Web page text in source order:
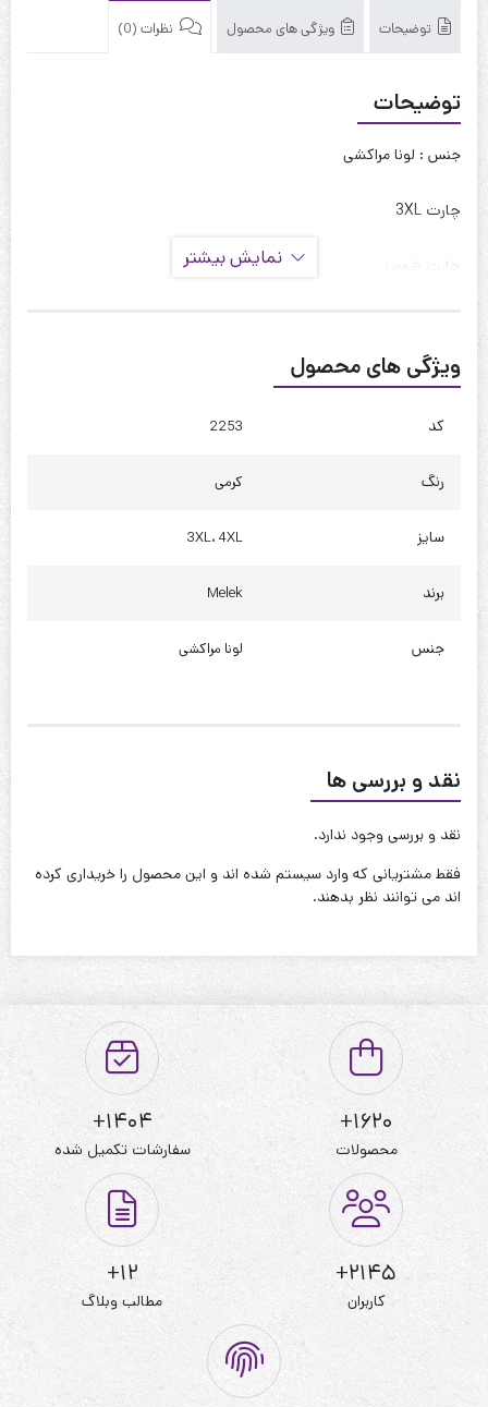
توضیحات ویژگی های محصول نظرات (0)
توضیحات
جنس : لونا مراکشی
چارت 3XL
چارت شومیز
حلقه آستین : 55 سانت
دور بازو : 42 سانت
دور باسن : 120 تا 130
چارت شورتک
دور کمر : 105 تا 120
دور باسن : 110 تا 120
چارت 4XL
حلقه آستین : 60 سانت
دور باسن : 130 تا 140
چارت شورتک
نمایش بیشتر
ویژگی های محصول
کد 2253
رنگ کرمی
سایز 3XL، 4XL
برند Melek
جنس لونا مراکشی
نقد و بررسی ها
نقد و بررسی وجود ندارد.
فقط مشتریانی که وارد سیستم شده اند و این محصول را خریداری کرده
اند می توانند نظر بدهند.
1620+
محصولات
1404+
سفارشات تکمیل شده
2145+
کاربران
12+
مطالب وبلاگ